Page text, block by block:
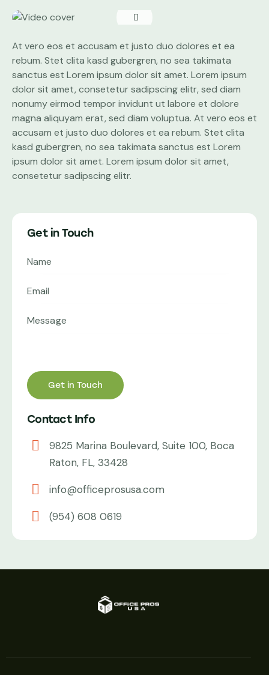
At vero eos et accusam et justo duo dolores et ea
rebum. Stet clita kasd gubergren, no sea takimata
sanctus est Lorem ipsum dolor sit amet. Lorem ipsum
dolor sit amet, consetetur sadipscing elitr, sed diam
nonumy eirmod tempor invidunt ut labore et dolore
magna aliquyam erat, sed diam voluptua. At vero eos et
accusam et justo duo dolores et ea rebum. Stet clita
kasd gubergren, no sea takimata sanctus est Lorem
ipsum dolor sit amet. Lorem ipsum dolor sit amet,
consetetur sadipscing elitr.
Get in Touch
Contact Info
9825 Marina Boulevard, Suite 100, Boca
Raton, FL, 33428
info@officeprosusa.com
(954) 608 0619